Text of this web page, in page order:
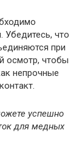
Убедитесь, что
при
осмотр, чтобы
непрочные
успешно
для медных